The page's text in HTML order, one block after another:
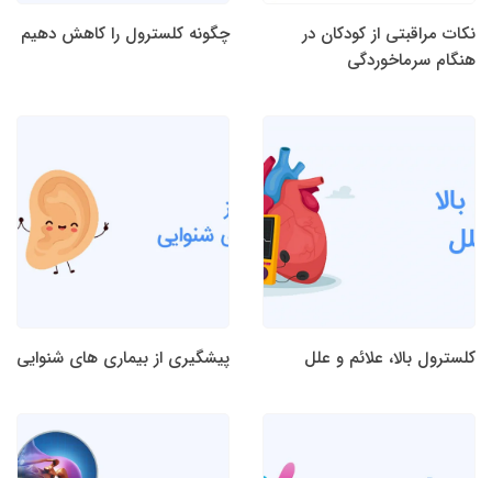
نکات مراقبتی از کودکان در
هنگام سرماخوردگی
چگونه کلسترول را کاهش دهیم
کلسترول بالا، علائم و علل پیشگیری از بیماری های شنوایی